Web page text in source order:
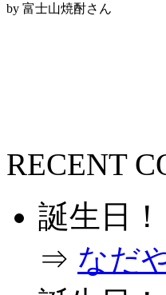
by 富士山焼酎さん
RECENT
誕生日！
⇒ なだ